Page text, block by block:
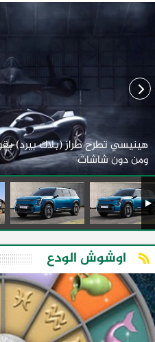
ومن دون شاشات
اوشوش الودع